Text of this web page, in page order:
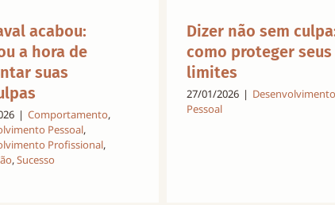
acabou:
a hora de
suas
| Comportamento,
Pessoal,
Profissional,
,Sucesso
Dizer não sem
como proteger seus
limites
27/01/2026 | Desenvolvimento
Pessoal